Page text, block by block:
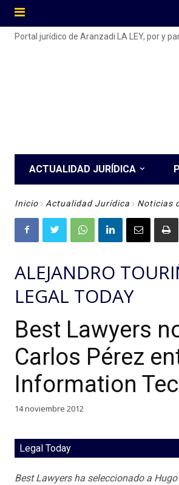
Portal jurídico de Aranzadi LA LEY, por y
ACTUALIDAD JURÍDICA
Inicio Actualidad Jurídica Noticias
ALEJANDRO
LEGAL TODAY
Best Lawyers
Carlos Pérez
Information
14 noviembre 2012
Legal Today
Best Lawyers ha seleccionado a